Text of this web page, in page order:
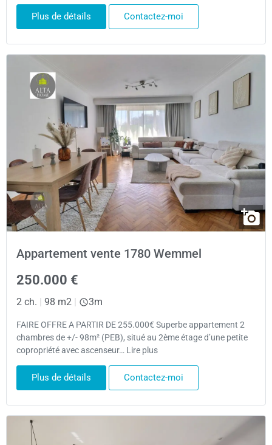
Plus de détails Contactez-moi
Appartement vente 1780 Wemmel
250.000 €
2 ch. 98 m2 3m
FAIRE OFFRE A PARTIR DE 255.000€ Superbe appartement 2
chambres de +/- 98m² (PEB), situé au 2ème étage d’une petite
copropriété avec ascenseur… Lire plus
Plus de détails Contactez-moi